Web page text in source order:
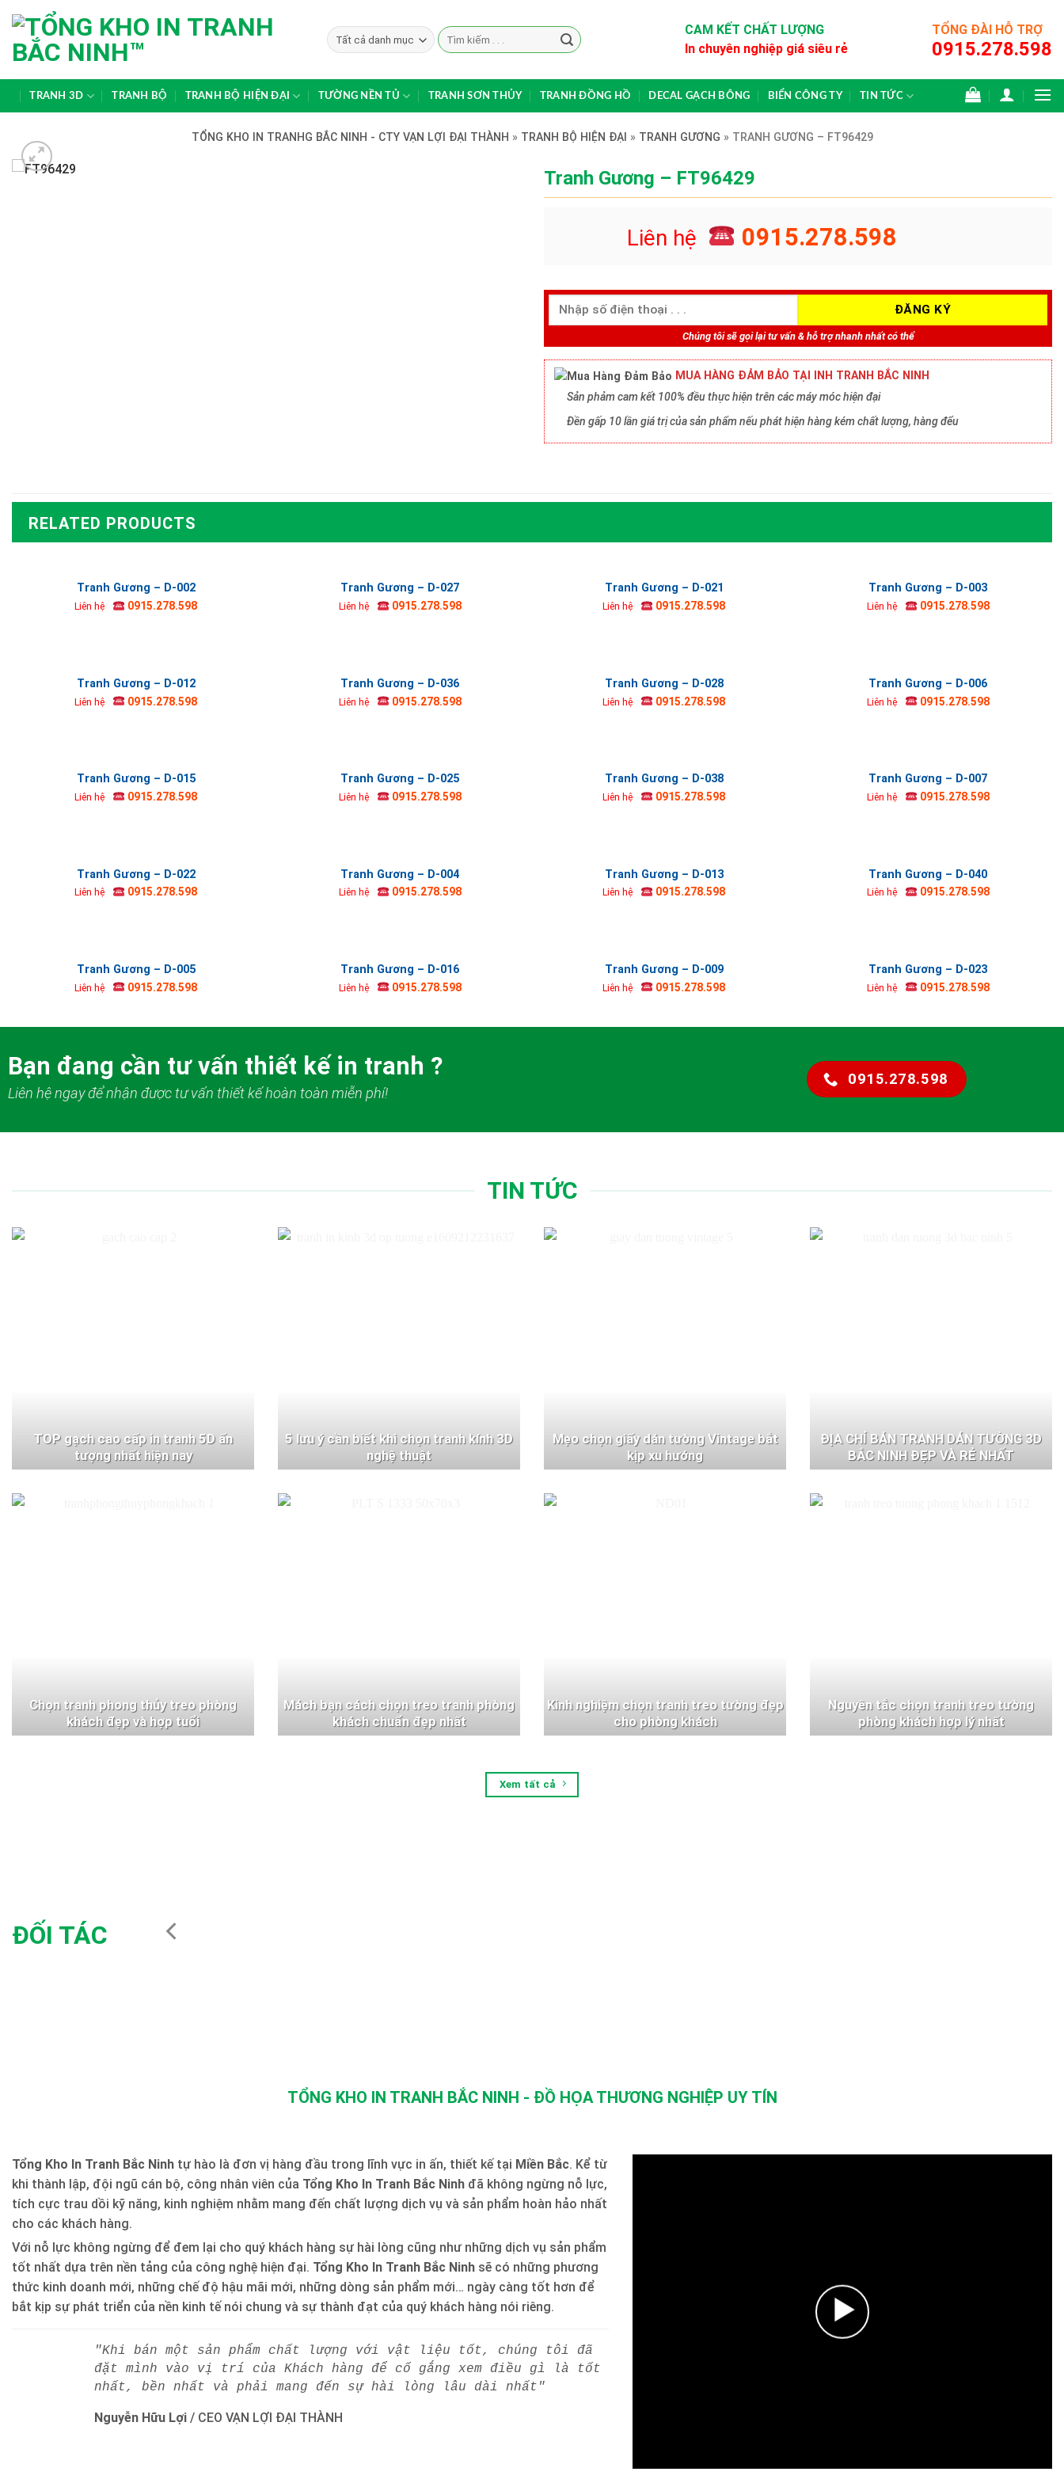
to
content
Search
for:
CAM KẾT CHẤT LƯỢNG
In chuyên nghiệp giá siêu rẻ
TỔNG ĐÀI HỖ TRỢ
0915.278.598
TRANH 3D TRANH BỘ TRANH BỘ HIỆN ĐẠI TƯỜNG NỀN TỦ TRANH SƠN THỦY TRANH ĐỒNG HỒ DECAL GẠCH BÔNG BIỂN CÔNG TY TIN TỨC
TỔNG KHO IN TRANHG BẮC NINH - CTY VẠN LỢI ĐẠI THÀNH » TRANH BỘ HIỆN ĐẠI » TRANH GƯƠNG » TRANH GƯƠNG – FT96429
Tranh Gương – FT96429
Liên hệ 0915.278.598
Chúng tôi sẽ gọi lại tư vấn & hỗ trợ nhanh nhất có thể
MUA HÀNG ĐẢM BẢO TẠI INH TRANH BẮC NINH
Sản phảm cam kết 100% đều thực hiện trên các máy móc hiện đại
Đền gấp 10 lần giá trị của sản phẩm nếu phát hiện hàng kém chất lượng, hàng đểu
RELATED PRODUCTS
Tranh Gương – D-002
Liên hệ 0915.278.598
Tranh Gương – D-027
Liên hệ 0915.278.598
Tranh Gương – D-021
Liên hệ 0915.278.598
Tranh Gương – D-003
Liên hệ 0915.278.598
Tranh Gương – D-012
Liên hệ 0915.278.598
Tranh Gương – D-036
Liên hệ 0915.278.598
Tranh Gương – D-028
Liên hệ 0915.278.598
Tranh Gương – D-006
Liên hệ 0915.278.598
Tranh Gương – D-015
Liên hệ 0915.278.598
Tranh Gương – D-025
Liên hệ 0915.278.598
Tranh Gương – D-038
Liên hệ 0915.278.598
Tranh Gương – D-007
Liên hệ 0915.278.598
Tranh Gương – D-022
Liên hệ 0915.278.598
Tranh Gương – D-004
Liên hệ 0915.278.598
Tranh Gương – D-013
Liên hệ 0915.278.598
Tranh Gương – D-040
Liên hệ 0915.278.598
Tranh Gương – D-005
Liên hệ 0915.278.598
Tranh Gương – D-016
Liên hệ 0915.278.598
Tranh Gương – D-009
Liên hệ 0915.278.598
Tranh Gương – D-023
Liên hệ 0915.278.598
Bạn đang cần tư vấn thiết kế in tranh ?
Liên hệ ngay để nhận được tư vấn thiết kế hoàn toàn miễn phí!
0915.278.598
TIN TỨC
TOP gạch cao cấp in tranh 5D ấn
tượng nhất hiện nay
5 lưu ý cần biết khi chọn tranh kính 3D
nghệ thuật
Mẹo chọn giấy dán tường Vintage bắt
kịp xu hướng
ĐỊA CHỈ BÁN TRANH DÁN TƯỜNG 3D
BẮC NINH ĐẸP VÀ RẺ NHẤT
Chọn tranh phong thủy treo phòng
khách đẹp và hợp tuổi
Mách bạn cách chọn treo tranh phòng
khách chuẩn đẹp nhất
Kinh nghiệm chọn tranh treo tường đẹp
cho phòng khách
Nguyên tắc chọn tranh treo tường
phòng khách hợp lý nhất
Xem tất cả
ĐỐI TÁC
TỔNG KHO IN TRANH BẮC NINH - ĐỒ HỌA THƯƠNG NGHIỆP UY TÍN
Tổng Kho In Tranh Bắc Ninh tự hào là đơn vị hàng đầu trong lĩnh vực in ấn, thiết kế tại Miền Bắc. Kể từ
khi thành lập, đội ngũ cán bộ, công nhân viên của Tổng Kho In Tranh Bắc Ninh đã không ngừng nỗ lực,
tích cực trau dồi kỹ năng, kinh nghiệm nhằm mang đến chất lượng dịch vụ và sản phẩm hoàn hảo nhất
cho các khách hàng.
Với nỗ lực không ngừng để đem lại cho quý khách hàng sự hài lòng cũng như những dịch vụ sản phẩm
tốt nhất dựa trên nền tảng của công nghệ hiện đại. Tổng Kho In Tranh Bắc Ninh sẽ có những phương
thức kinh doanh mới, những chế độ hậu mãi mới, những dòng sản phẩm mới… ngày càng tốt hơn để
bắt kịp sự phát triển của nền kinh tế nói chung và sự thành đạt của quý khách hàng nói riêng.
"Khi bán một sản phẩm chất lượng với vật liệu tốt, chúng tôi đã
đặt mình vào vị trí của Khách hàng để cố gắng xem điều gì là tốt
nhất, bền nhất và phải mang đến sự hài lòng lâu dài nhất"
Nguyễn Hữu Lợi / CEO VẠN LỢI ĐẠI THÀNH